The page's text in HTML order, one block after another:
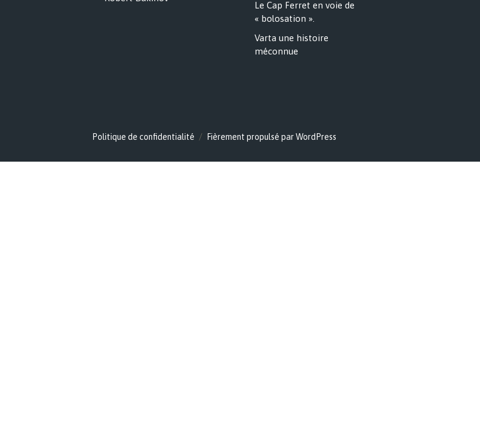
Le Cap Ferret en voie de
« bolosation ».
Varta une histoire
méconnue
Politique de confidentialité Fièrement propulsé par WordPress